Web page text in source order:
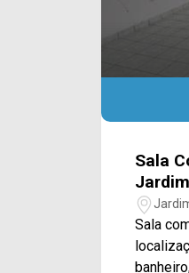
Sala
Sala
localização!! Possui